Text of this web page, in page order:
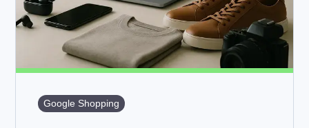
Google Shopping